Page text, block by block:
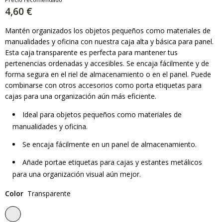
4,60 €
Mantén organizados los objetos pequeños como materiales de
manualidades y oficina con nuestra caja alta y básica para panel.
Esta caja transparente es perfecta para mantener tus
pertenencias ordenadas y accesibles. Se encaja fácilmente y de
forma segura en el riel de almacenamiento o en el panel. Puede
combinarse con otros accesorios como porta etiquetas para
cajas para una organización aún más eficiente.
Ideal para objetos pequeños como materiales de
manualidades y oficina.
Se encaja fácilmente en un panel de almacenamiento.
Añade portae etiquetas para cajas y estantes metálicos
para una organización visual aún mejor.
Color Transparente